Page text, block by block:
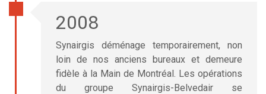
2008
Synairgis déménage temporairement, non
loin de nos anciens bureaux et demeure
fidèle à la Main de Montréal. Les opérations
du groupe Synairgis-Belvedair se